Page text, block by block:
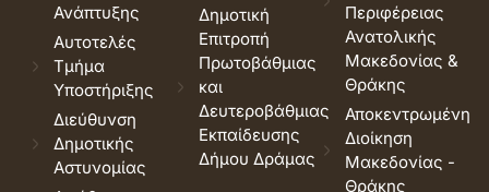
Ανάπτυξης
Αυτοτελές
Τμήμα
Υποστήριξης
Διεύθυνση
Δημοτικής
Αστυνομίας
Δημοτική
Επιτροπή
Πρωτοβάθμιας
και
Δευτεροβάθμιας
Εκπαίδευσης
Δήμου Δράμας
Περιφέρειας
Ανατολικής
Μακεδονίας &
Θράκης
Αποκεντρωμένη
Διοίκηση
Μακεδονίας -
Θράκης